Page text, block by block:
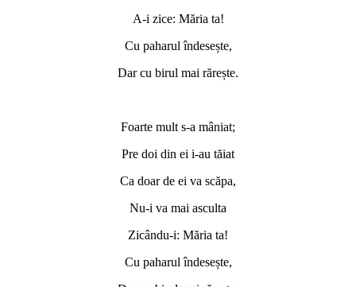
A-i zice: Măria ta!
Cu paharul îndesește,
Dar cu birul mai rărește.
Foarte mult s-a mâniat;
Pre doi din ei i-au tăiat
Ca doar de ei va scăpa,
Nu-i va mai asculta
Zicându-i: Măria ta!
Cu paharul îndesește,